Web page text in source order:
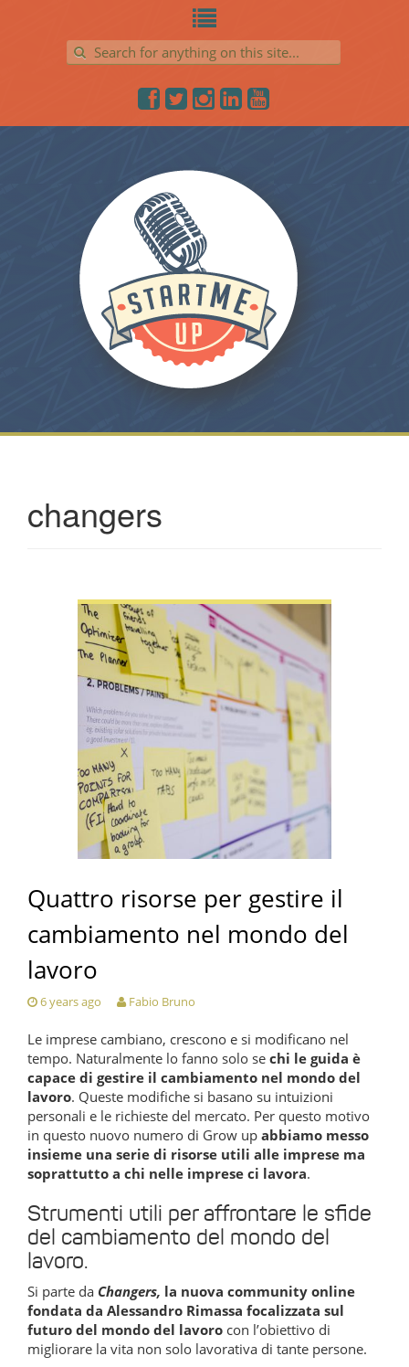
Search for:
changers
Quattro risorse per gestire il
cambiamento nel mondo del
lavoro
6 years ago Fabio Bruno
Le imprese cambiano, crescono e si modificano nel
tempo. Naturalmente lo fanno solo se chi le guida è
capace di gestire il cambiamento nel mondo del
lavoro. Queste modifiche si basano su intuizioni
personali e le richieste del mercato. Per questo motivo
in questo nuovo numero di Grow up abbiamo messo
insieme una serie di risorse utili alle imprese ma
soprattutto a chi nelle imprese ci lavora.
Strumenti utili per affrontare le sfide
del cambiamento del mondo del
lavoro.
Si parte da Changers, la nuova community online
fondata da Alessandro Rimassa focalizzata sul
futuro del mondo del lavoro con l’obiettivo di
migliorare la vita non solo lavorativa di tante persone.